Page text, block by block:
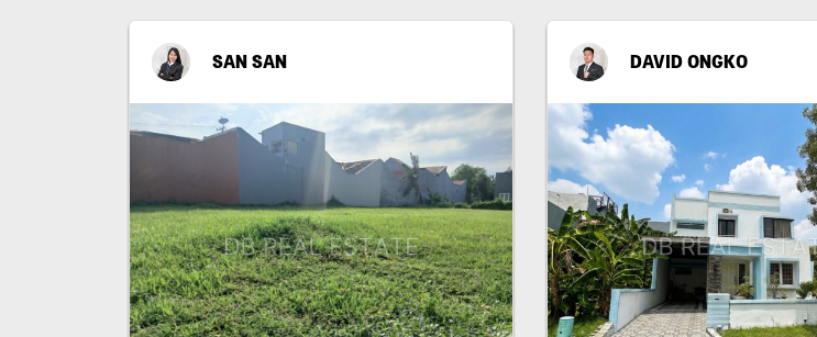
SAN SAN DAVID ONGKO